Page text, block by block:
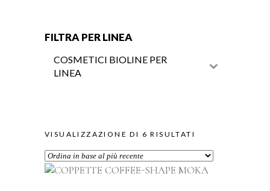
VISUALIZZAZIONE DI 6 RISULTATI
IN
FILTRA PER LINEA
COSMETICI BIOLINE PER
LINEA